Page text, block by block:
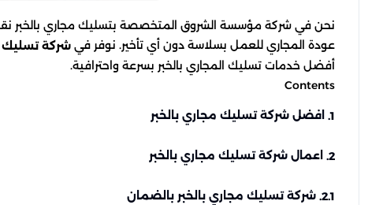
نحن في شركة مؤسسة الشروق المتخصصة بتسليك مجاري بالخبر
عودة المجاري للعمل بسلاسة دون أي تأخير. نوفر في شركة تسليك
أفضل خدمات تسليك المجاري بالخبر بسرعة واحترافية.
Contents
1. افضل شركة تسليك مجاري بالخبر
2. اعمال شركة تسليك مجاري بالخبر
2.1. شركة تسليك مجاري بالخبر بالضمان